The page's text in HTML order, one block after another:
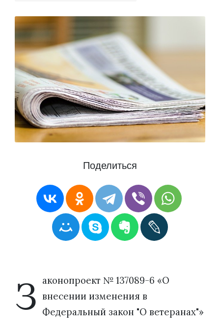
Поделиться
З аконопроект № 137089-6 «О
внесении изменения в
Федеральный закон "О ветеранах"»